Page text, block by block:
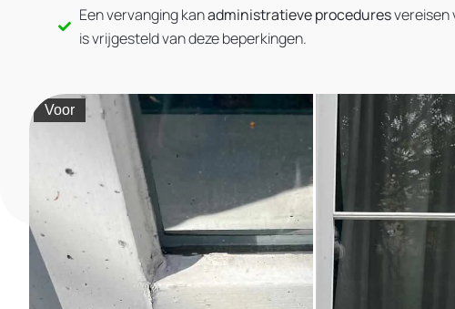
Een vervanging kanadministratieve proceduresvereisen
is vrijgesteld van deze beperkingen.
Voor